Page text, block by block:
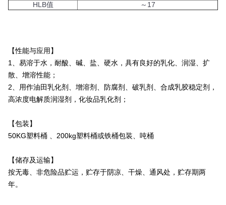
HLB值
～17
【性能与应用】
1、易溶于水，耐酸、碱、盐、硬水，具有良好的乳化、润湿、扩
散、增溶性能；
2、用作油田乳化剂、增溶剂、防腐剂、破乳剂、合成乳胶稳定剂，
高浓度电解质润湿剂，化妆品乳化剂；
【包装】
50KG塑料桶 、200kg塑料桶或铁桶包装、吨桶
【储存及运输】
按无毒、非危险品贮运，贮存于阴凉、干燥、通风处，贮存期两
年。